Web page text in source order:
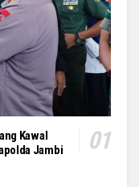
Kawal
Jambi